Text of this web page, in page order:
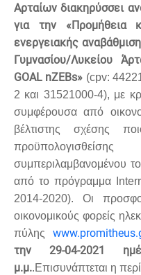
Αρταίων διακηρύσσει
για την «Προμήθεια
ενεργειακής
Γυμνασίου/Λυκείου
GOAL nZEBs» (cpv:
2 και 31521000-4), με
συμφέρουσα από
βέλτιστης σχέσης
συμπεριλαμβανομένου
από το πρόγραμμα
2014-2020). Οι
οικονομικούς φορείς
πύλης
την 29-04-2021
μ.μ..Επισυνάπτεται η